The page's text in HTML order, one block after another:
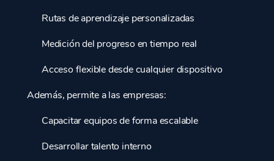
Rutas de aprendizaje personalizadas
Medición del progreso en tiempo real
Acceso flexible desde cualquier dispositivo
Además, permite a las empresas:
Capacitar equipos de forma escalable
Desarrollar talento interno